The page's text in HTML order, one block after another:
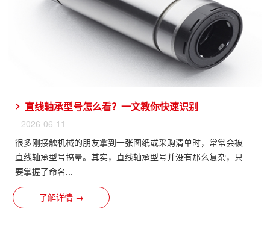
直线轴承型号怎么看？一文教你快速识别
2026-06-11
很多刚接触机械的朋友拿到一张图纸或采购清单时，常常会被
直线轴承型号搞晕。其实，直线轴承型号并没有那么复杂，只
要掌握了命名...
了解详情 →